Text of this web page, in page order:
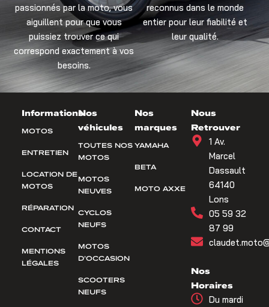
passionnés par la moto, vous
aiguillent pour que vous
puissiez trouver ce qui
correspond exactement à vos
besoins.
reconnus dans le monde
entier pour leur fiabilité et
leur qualité.
Informations
MOTOS
ENTRETIEN
LOCATION DE
MOTOS
RÉPARATION
CONTACT
MENTIONS
LÉGALES
Nos
véhicules
TOUTES NOS
MOTOS
MOTOS
NEUVES
CYCLOS
NEUFS
MOTOS
D’OCCASION
SCOOTERS
NEUFS
Nos
marques
YAMAHA
BETA
MOTO AXXE
Nous
Retrouver
1 Av.
Marcel
Dassault
64140
Lons
05 59 32
87 99
Nos
Horaires
Du mardi